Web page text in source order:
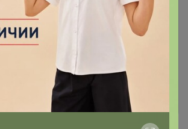
или задать вопрос
авторизоваться на сайте
Это займет меньше минуты
Зарегистрироваться